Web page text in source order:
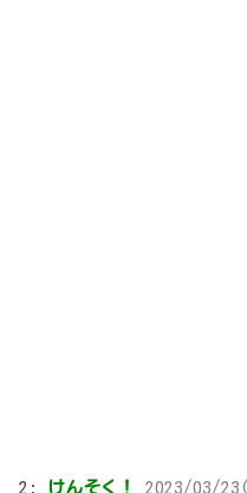
2: けんそく！ 2023/03/